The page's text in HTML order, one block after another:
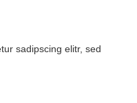
sadipscing elitr, sed
sit amet,
2017
2017